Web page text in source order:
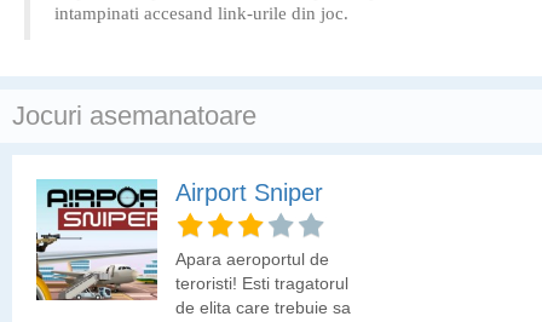
intampinati accesand link-urile din joc.
Jocuri asemanatoare
Airport Sniper
Apara aeroportul de
teroristi! Esti tragatorul
de elita care trebuie sa